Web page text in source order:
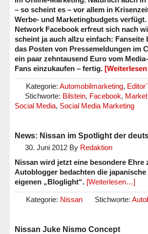
– so scheint es – vor allem in
Werbe- und Marketingbudgets
Network Facebook erfreut sich nach
scheint ja auch allzu einfach: Fanseite
das Posten von Pressemeldungen im
ein paar zehntausend Euro vom
Fans einzukaufen – fertig.
Kategorie: Automobilmarketing,
Stichworte: Bilstein, Facebook,
Social Media, Social Media Marketing
News: Nissan im Spotlight der
30. Juni 2012 By Redaktion
Nissan wird jetzt eine besondere Ehre
Autoblogger bedachten die
eigenen „Bloglight“. [Weiterlesen…]
Kategorie: Nissan Stichworte:
Nissan Juke Nismo Concept